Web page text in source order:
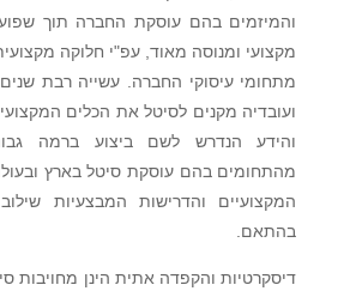
והמיזמים בהם עוסקת החברה תוך
מקצועי ומנוסה מאוד, עפ"י חלוקה
מתחומי עיסוקי החברה. עשייה רבת
ועובדיה מקנים לסיטל את הכלים
והידע הנדרש לשם ביצוע ברמה
מהתחומים בהם עוסקת סיטל בארץ
המקצועיים והדרישות המבצעיות
בהתאם.
דיסקרטיות והקפדה אתית הינן מחויבות